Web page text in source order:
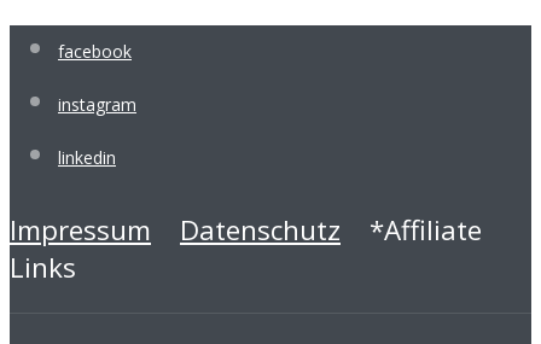
facebook
instagram
linkedin
Impressum Datenschutz *Affiliate
Links